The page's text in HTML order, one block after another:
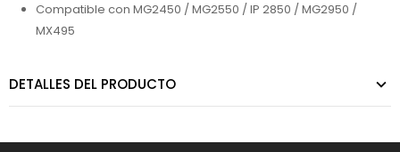
Compatible con MG2450 / MG2550 / IP 2850 / MG2950 /
MX495
DETALLES DEL PRODUCTO